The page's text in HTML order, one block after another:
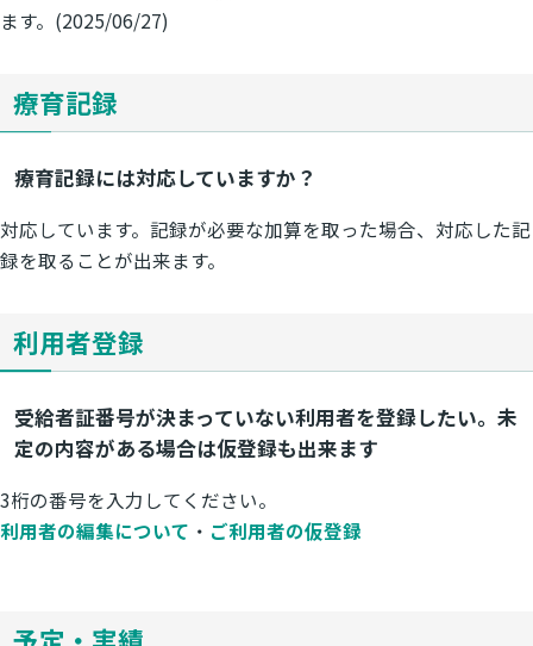
ます。(2025/06/27)
療育記録
療育記録には対応していますか？
対応しています。記録が必要な加算を取った場合、対応した記
録を取ることが出来ます。
利用者登録
受給者証番号が決まっていない利用者を登録したい。未
定の内容がある場合は仮登録も出来ます
3桁の番号を入力してください。
利用者の編集について ・ ご利用者の仮登録